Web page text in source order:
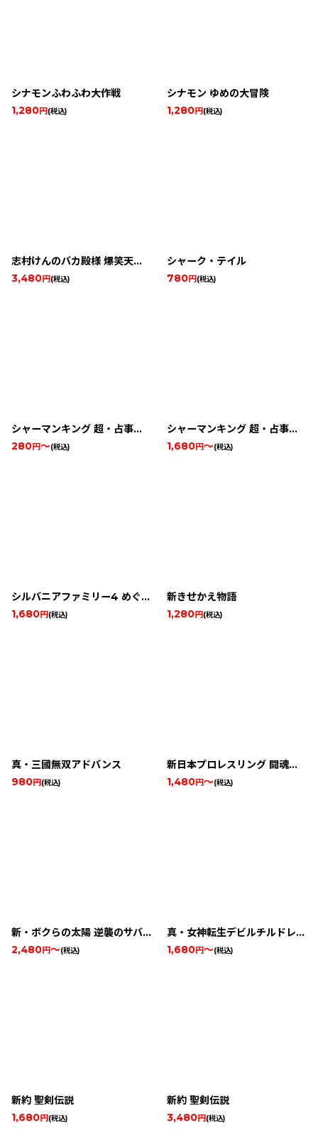
シナモンふわふわ大作戦
1,280円 (税込)
シナモン ゆめの大冒険
1,280円 (税込)
志村けんのバカ殿様 爆笑天下統一ゲーム
3,480円 (税込)
シャーク・テイル
780円 (税込)
シャーマンキング 超・占事略決2
280円～(税込)
シャーマンキング 超・占事略決3
1,680円～(税込)
シルバニアファミリー4 めぐる季節のタペストリー
1,680円 (税込)
新きせかえ物語
1,280円 (税込)
真・三國無双アドバンス
980円 (税込)
新日本プロレスリング 闘魂烈伝アドバンス
1,480円～(税込)
新・ボクらの太陽 逆襲のサバタ
2,480円～(税込)
真・女神転生デビルチルドレン 光の書
1,680円～(税込)
新約 聖剣伝説
1,680円 (税込)
新約 聖剣伝説
3,480円 (税込)